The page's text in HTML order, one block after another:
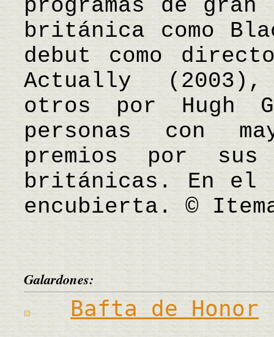
programas de
británica como
debut como
Actually (2003),
otros por Hugh
personas con
premios por sus
británicas. En el
encubierta. ©
Galardones:
Bafta de Honor